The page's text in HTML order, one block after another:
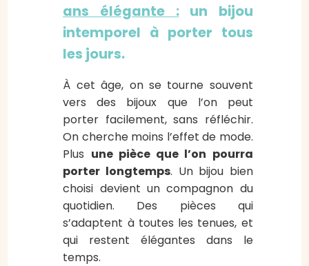
ans élégante :
un bijou
intemporel à porter tous
les jours.
À cet âge, on se tourne souvent
vers des bijoux que l’on peut
porter facilement, sans réfléchir.
On cherche moins l’effet de mode.
Plus une pièce que l’on pourra
porter longtemps. Un bijou bien
choisi devient un compagnon du
quotidien. Des pièces qui
s’adaptent à toutes les tenues, et
qui restent élégantes dans le
temps.